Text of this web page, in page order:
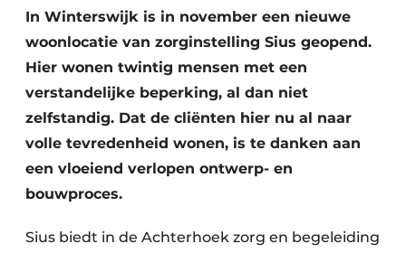
Vacatures
Video’s
In Winterswijk is in november een nieuwe
woonlocatie van zorginstelling Sius geopend.
Hier wonen twintig mensen met een
verstandelijke beperking, al dan niet
zelfstandig. Dat de cliënten hier nu al naar
volle tevredenheid wonen, is te danken aan
een vloeiend verlopen ontwerp- en
bouwproces.
Sius biedt in de Achterhoek zorg en begeleiding